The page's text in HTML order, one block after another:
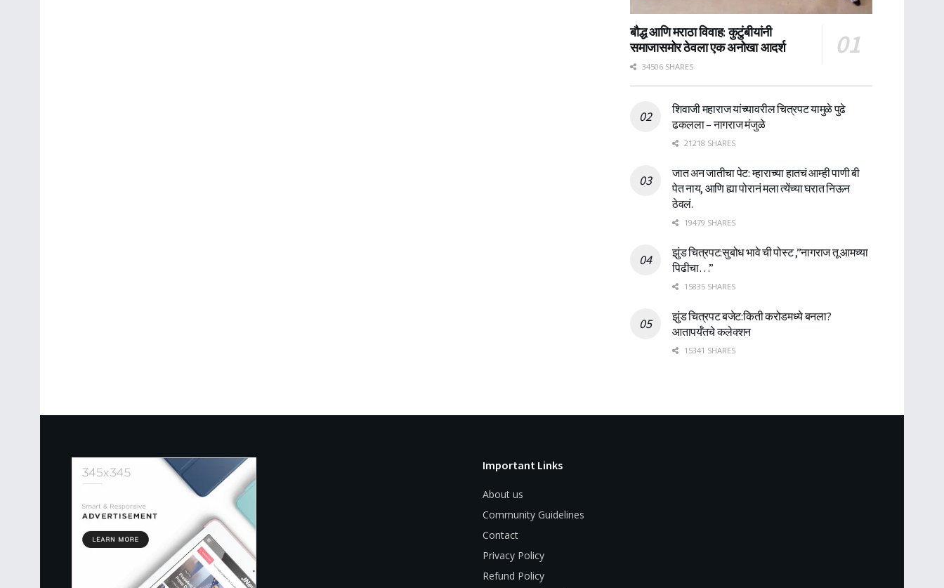
बौद्ध आणि मराठा विवाह: कुटुंबीयांनी
समाजासमोर ठेवला एक अनोखा आदर्श
34506 SHARES
शिवाजी महाराज यांच्यावरील चित्रपट यामुळे पुढे
ढकलला – नागराज मंजुळे
21218 SHARES
जात अन जातीचा पेट: म्हाराच्या हातचं आम्ही पाणी बी
पेत नाय, आणि ह्या पोरानं मला त्येंच्या घरात निऊन
ठेवलं.
19479 SHARES
झुंड चित्रपट:सुबोध भावे ची पोस्ट ,”नागराज तू आमच्या
पिढीचा…”
15835 SHARES
झुंड चित्रपट बजेट:किती करोडमध्ये बनला?
आतापर्यँतचे कलेक्शन
15341 SHARES
Important Links
About us
Community Guidelines
Contact
Privacy Policy
Refund Policy